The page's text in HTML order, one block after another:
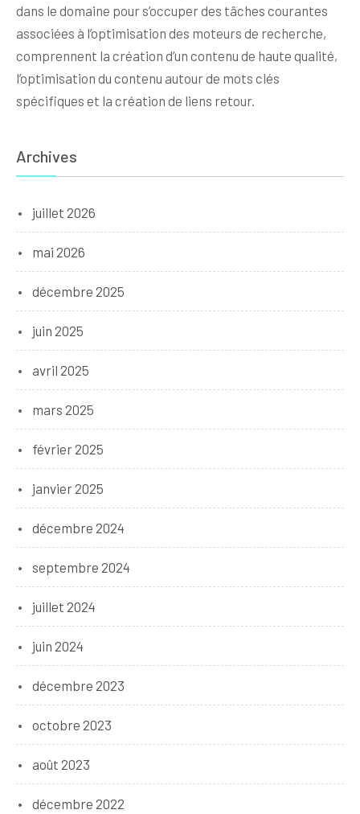
dans le domaine pour s’occuper des tâches courantes
associées à l’optimisation des moteurs de recherche,
comprennent la création d’un contenu de haute qualité,
l’optimisation du contenu autour de mots clés
spécifiques et la création de liens retour.
Archives
juillet 2026
mai 2026
décembre 2025
juin 2025
avril 2025
mars 2025
février 2025
janvier 2025
décembre 2024
septembre 2024
juillet 2024
juin 2024
décembre 2023
octobre 2023
août 2023
décembre 2022